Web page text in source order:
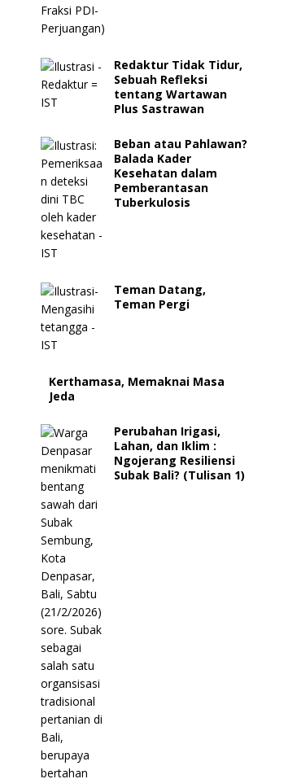
Redaktur Tidak Tidur,
Sebuah Refleksi
tentang Wartawan
Plus Sastrawan
Beban atau Pahlawan?
Balada Kader
Kesehatan dalam
Pemberantasan
Tuberkulosis
Teman Datang,
Teman Pergi
Kerthamasa, Memaknai Masa
Jeda
Perubahan Irigasi,
Lahan, dan Iklim :
Ngojerang Resiliensi
Subak Bali? (Tulisan 1)